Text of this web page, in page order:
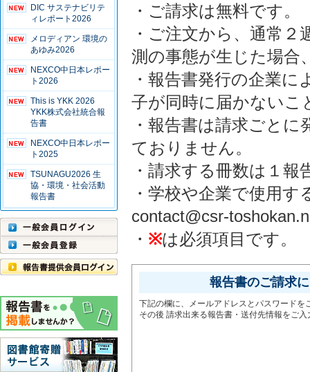
DIC サステナビリテ
ィレポート2026
メロディアン 環境の
あゆみ2026
NEXCO中日本レポー
ト2026
This is YKK 2026
YKK株式会社統合報
告書
NEXCO中日本レポー
ト2025
TSUNAGU2026 生
協・環境・社会活動
報告書
・ご請求は無料です。
・ご注文から、通常
測の事態が生じた場合
・報告書発行の企業
子が同時に届かないこ
・報告書は請求ごと
ておりません。
・請求する冊数は１
・学校や企業で使用
contact@csr-
・ ※は必須項目です。
報告書のご請求
下記の欄に、メールアドレスとパスワード
その後 請求出来る報告書・送付先情報をご